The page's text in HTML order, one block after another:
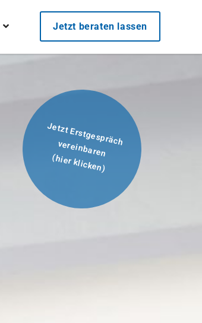
Jetzt beraten lassen
Jetzt Erstgespräch
vereinbaren
(hier klicken)